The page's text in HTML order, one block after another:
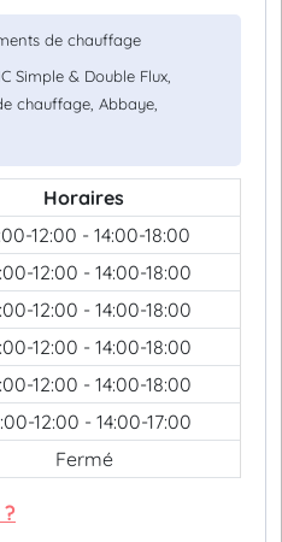
de chauffage
Simple & Double Flux,
chauffage, Abbaye,
Horaires
12:00 - 14:00-18:00
12:00 - 14:00-18:00
12:00 - 14:00-18:00
12:00 - 14:00-18:00
12:00 - 14:00-18:00
12:00 - 14:00-17:00
Fermé